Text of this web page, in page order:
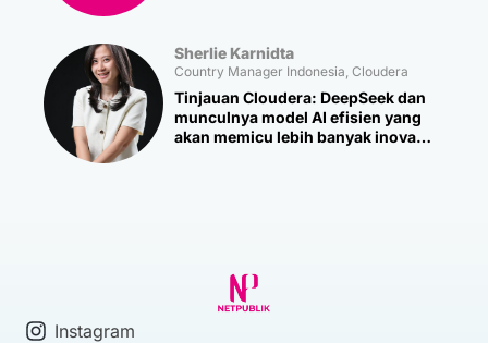
Sherlie Karnidta
Country Manager Indonesia, Cloudera
Tinjauan Cloudera: DeepSeek dan
munculnya model AI efisien yang
akan memicu lebih banyak inovasi
Instagram